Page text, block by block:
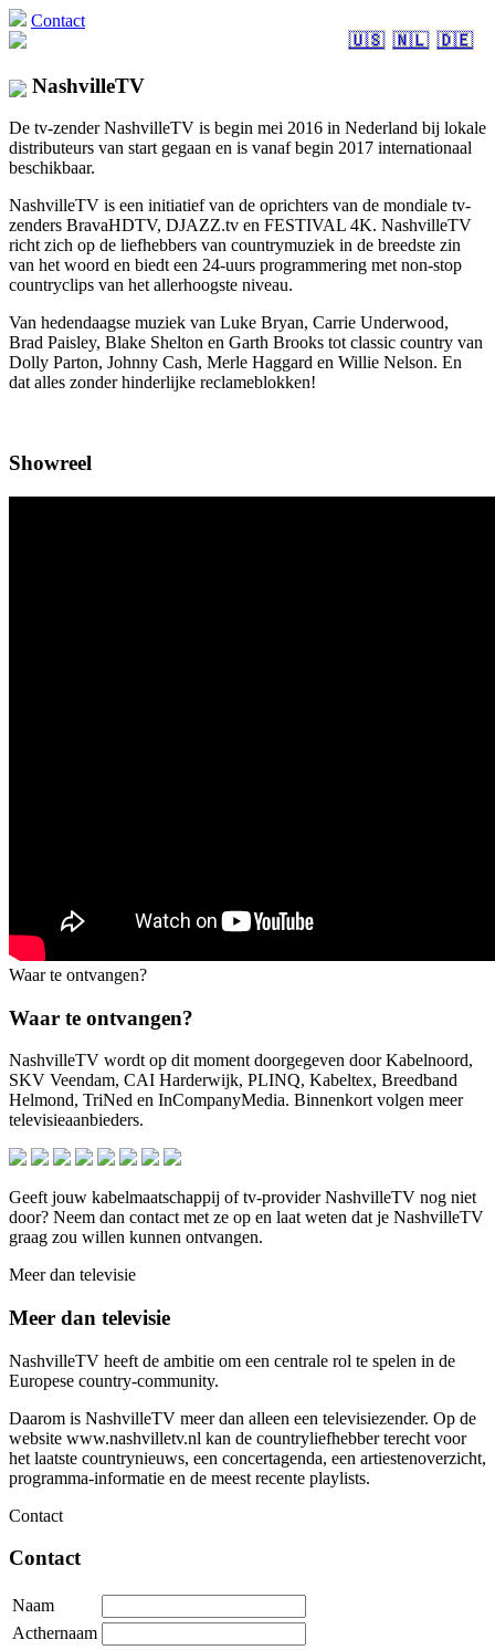
Contact
🇺🇸 🇳🇱 🇩🇪
NashvilleTV
De tv-zender NashvilleTV is begin mei 2016 in Nederland bij lokale
distributeurs van start gegaan en is vanaf begin 2017 internationaal
beschikbaar.
NashvilleTV is een initiatief van de oprichters van de mondiale tv-
zenders BravaHDTV, DJAZZ.tv en FESTIVAL 4K. NashvilleTV
richt zich op de liefhebbers van countrymuziek in de breedste zin
van het woord en biedt een 24-uurs programmering met non-stop
countryclips van het allerhoogste niveau.
Van hedendaagse muziek van Luke Bryan, Carrie Underwood,
Brad Paisley, Blake Shelton en Garth Brooks tot classic country van
Dolly Parton, Johnny Cash, Merle Haggard en Willie Nelson. En
dat alles zonder hinderlijke reclameblokken!
Showreel
Waar te ontvangen?
Waar te ontvangen?
NashvilleTV wordt op dit moment doorgegeven door Kabelnoord,
SKV Veendam, CAI Harderwijk, PLINQ, Kabeltex, Breedband
Helmond, TriNed en InCompanyMedia. Binnenkort volgen meer
televisieaanbieders.
Geeft jouw kabelmaatschappij of tv-provider NashvilleTV nog niet
door? Neem dan contact met ze op en laat weten dat je NashvilleTV
graag zou willen kunnen ontvangen.
Meer dan televisie
Meer dan televisie
NashvilleTV heeft de ambitie om een centrale rol te spelen in de
Europese country-community.
Daarom is NashvilleTV meer dan alleen een televisiezender. Op de
website www.nashvilletv.nl kan de countryliefhebber terecht voor
het laatste countrynieuws, een concertagenda, een artiestenoverzicht,
programma-informatie en de meest recente playlists.
Contact
Contact
Naam
Acthernaam